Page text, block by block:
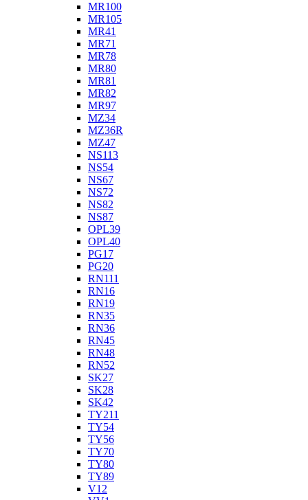
MR100
MR105
MR41
MR71
MR78
MR80
MR81
MR82
MR97
MZ34
MZ36R
MZ47
NS113
NS54
NS67
NS72
NS82
NS87
OPL39
OPL40
PG17
PG20
RN111
RN16
RN19
RN35
RN36
RN45
RN48
RN52
SK27
SK28
SK42
TY211
TY54
TY56
TY70
TY80
TY89
V12